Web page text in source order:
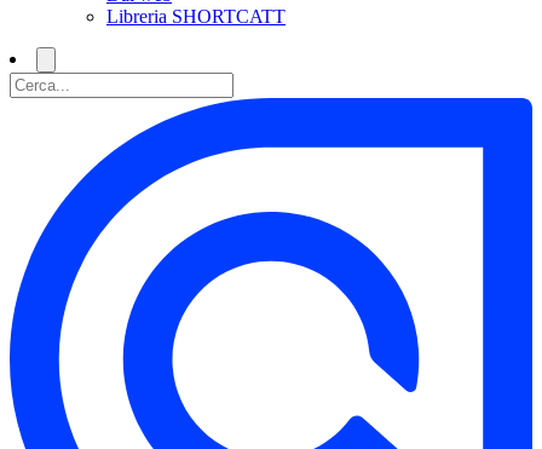
Libreria SHORTCATT